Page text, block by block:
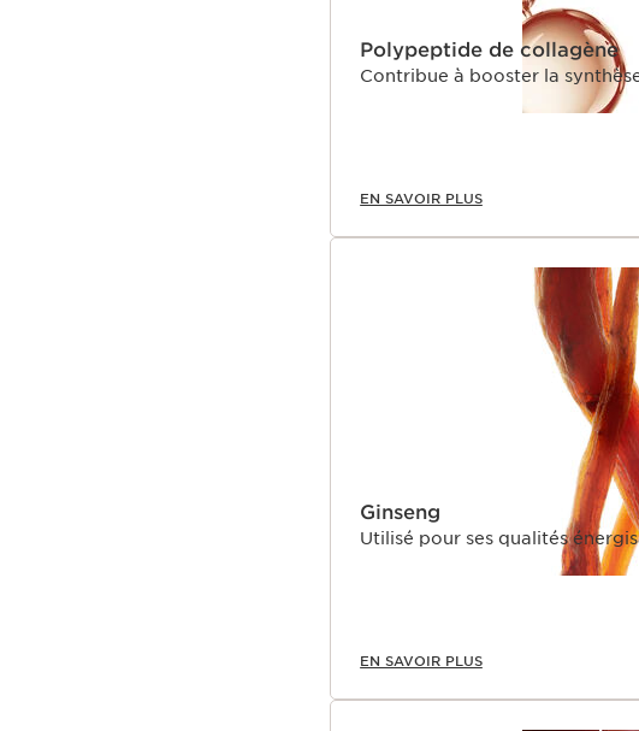
Polypeptide de collagène
Contribue à booster la
EN SAVOIR PLUS
Ginseng
Utilisé pour ses qualités
EN SAVOIR PLUS